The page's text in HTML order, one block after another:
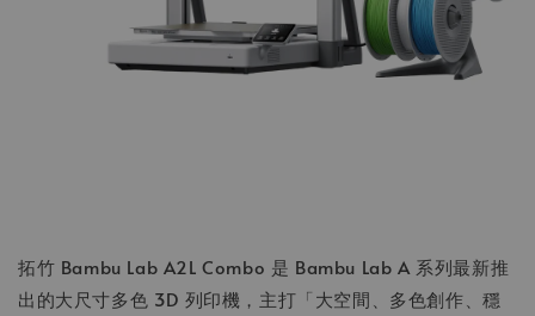
拓竹 Bambu Lab A2L Combo 是 Bambu Lab A 系列最新推
出的大尺寸多色 3D 列印機，主打「大空間、多色創作、穩